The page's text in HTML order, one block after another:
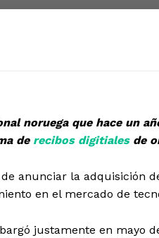
noruega que hace un
de recibos digitialesde
de anunciar la adquisición
en el mercado de
justamente en mayo